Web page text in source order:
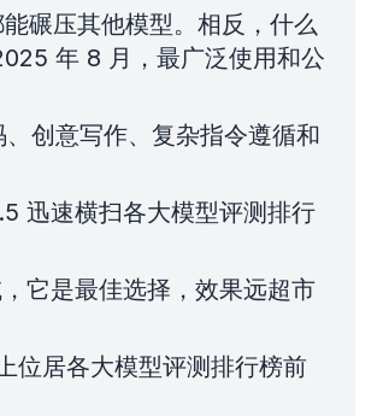
碾压其他模型。相反，什么
年 8 月，最广泛使用和公
创意写作、复杂指令遵循和
迅速横扫各大模型评测排行
它是最佳选择，效果远超市
位居各大模型评测排行榜前